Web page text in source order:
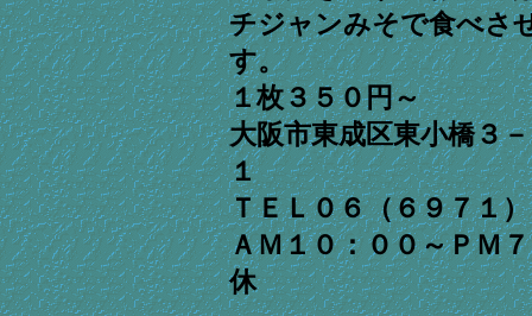
チジャンみそで食べさ
す。
１枚３５０円～
大阪市東成区東小橋３
１
ＴＥＬ０６（６９７１
ＡＭ１０：００～ＰＭ
休